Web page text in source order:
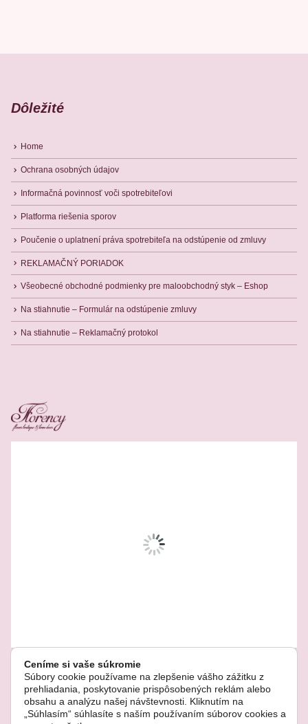
Dôležité
Home
Ochrana osobných údajov
Informačná povinnosť voči spotrebiteľovi
Platforma riešenia sporov
Poučenie o uplatnení práva spotrebiteľa na odstúpenie od zmluvy
REKLAMAČNÝ PORIADOK
Všeobecné obchodné podmienky pre maloobchodný styk – Eshop
Na stiahnutie – Formulár na odstúpenie zmluvy
Na stiahnutie – Reklamačný protokol
© Copyright 2022. Všetky práva vyhradené.
Ceníme si vaše súkromie
Súbory cookie používame na zlepšenie vášho zážitku z
prehliadania, poskytovanie prispôsobených reklám alebo
obsahu a analýzu našej návštevnosti. Kliknutím na
„Súhlasím“ súhlasíte s naším používaním súborov cookies a